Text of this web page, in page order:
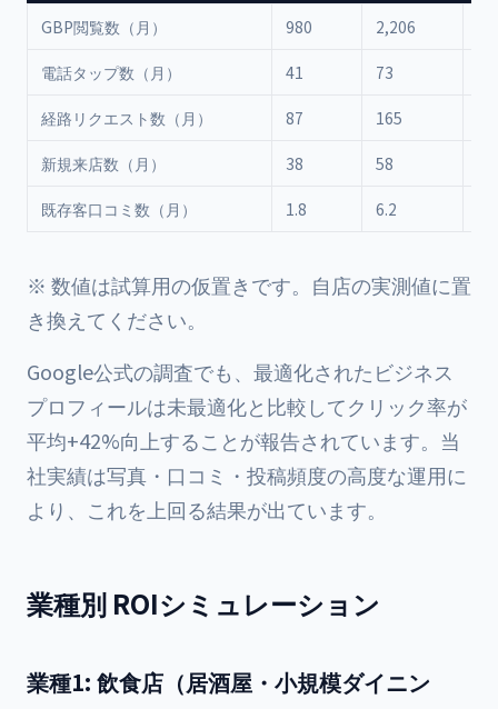
GBP閲覧数（月） 980 2,206
電話タップ数（月） 41 73
経路リクエスト数（月） 87 165
新規来店数（月） 38 58
既存客口コミ数（月） 1.8 6.2
※ 数値は試算用の仮置きです。自店の実測値に置
き換えてください。
Google公式の調査でも、最適化されたビジネス
プロフィールは未最適化と比較してクリック率が
平均+42%向上することが報告されています。当
社実績は写真・口コミ・投稿頻度の高度な運用に
より、これを上回る結果が出ています。
業種別 ROIシミュレーション
業種1: 飲食店（居酒屋・小規模ダイニン